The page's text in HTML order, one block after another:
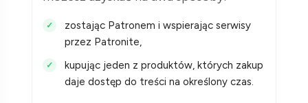
zostając Patronem i wspierając serwisy
przez Patronite,
kupując jeden z produktów, których zakup
daje dostęp do treści na określony czas.